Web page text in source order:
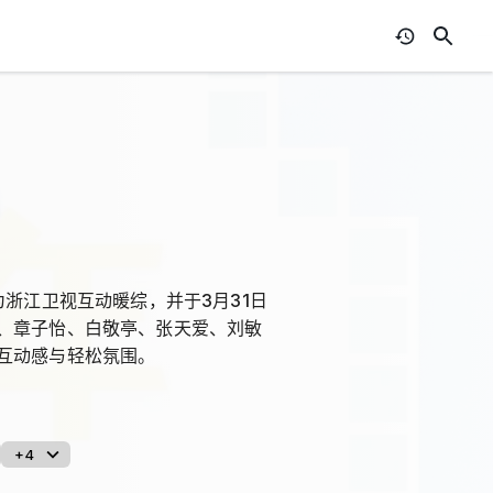
江卫视互动暖综，并于3月31日
章子怡、白敬亭、张天爱、刘敏
感与轻松氛围。
+4